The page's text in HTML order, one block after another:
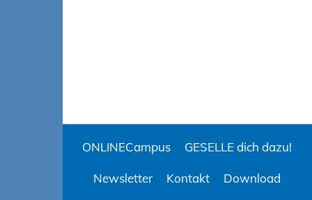
ONLINECampus GESELLE dich dazu!
Newsletter Kontakt Download